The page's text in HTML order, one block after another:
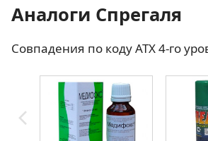
Аналоги Спрегаля
Совпадения по коду АТХ 4-го